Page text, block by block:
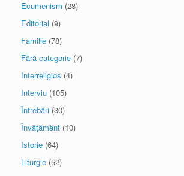
Ecumenism (28)
Editorial (9)
Familie (78)
Fără categorie (7)
Interreligios (4)
Interviu (105)
Întrebări (30)
Învăţământ (10)
Istorie (64)
Liturgie (52)